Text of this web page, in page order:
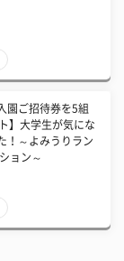
園ご招待券を5組
】大学生が気にな
！～よみうりラン
ョン～